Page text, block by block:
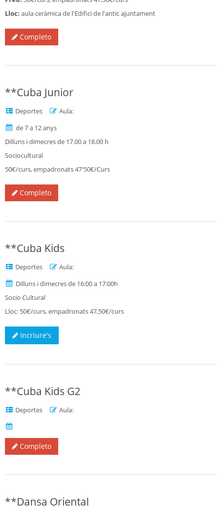
Lloc: aula ceràmica de l'Edifici de l'antic ajuntament
Completo
**Cuba Junior
Deportes
Aula:
de 7 a 12 anys
Dilluns i dimecres de 17.00 a 18.00 h
Sociocultural
50€/curs, empadronats 47'50€/Curs
Completo
**Cuba Kids
Deportes
Aula:
Dilluns i dimecres de 16:00 a 17:00h
Socio Cultural
Lloc: 50€/curs, empadronats 47,50€/curs
Incriure's
**Cuba Kids G2
Deportes Aula:
Completo
**Dansa Oriental